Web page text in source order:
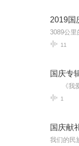
2019国
11
国庆专
1
国庆献